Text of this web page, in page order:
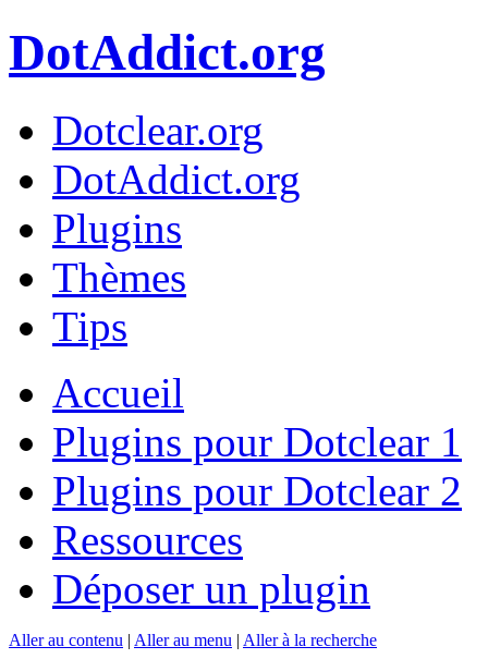
DotAddict.org
Dotclear.org
DotAddict.org
Plugins
Thèmes
Tips
Accueil
Plugins pour Dotclear 1
Plugins pour Dotclear 2
Ressources
Déposer un plugin
Aller au contenu | Aller au menu | Aller à la recherche